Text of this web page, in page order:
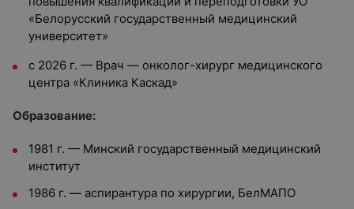
«Белорусский государственный медицинский
университет»
с 2026 г. — Врач — онколог-хирург медицинского
центра «Клиника Каскад»
Образование:
1981 г. — Минский государственный медицинский
институт
1986 г. — аспирантура по хирургии, БелМАПО